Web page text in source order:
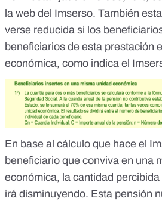
la web del Imserso. También
verse reducida si los
beneficiarios de esta prestación
económica, como indica el
En base al cálculo que hace el
beneficiario que conviva en una
económica, la cantidad
irá disminuyendo. Esta pensión